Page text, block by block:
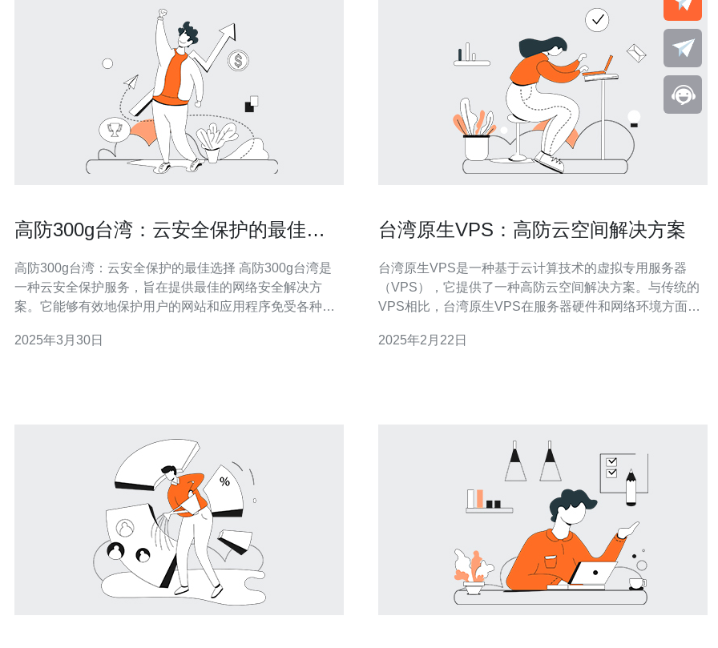
高防300g台湾：云安全保护的最佳选
高防300g台湾：云安全保护的最佳选择 高防300g台湾是
一种云安全保护服务，旨在提供最佳的网络安全解决方
案。它能够有效地保护用户的网站和应用程序免受各种网
300g台湾采用先进的防御技术和设备，具有高效、稳定和
2025年3月30日
台湾原生VPS：高防云空间解决方案
台湾原生VPS是一种基于云计算技术的虚拟专用服务器
（VPS），它提供了一种高防云空间解决方案。与传统的
VPS相比，台湾原生VPS在服务器硬件和网络环境方面有
的服务器硬件技术，如SSD存储和多核处理器，以提供更
2025年2月22日